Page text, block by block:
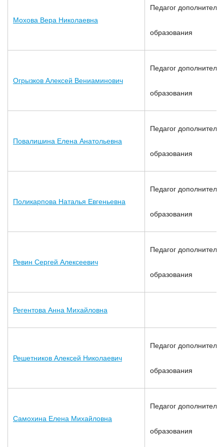
Мохова Вера Николаевна
Педагог
образования
Огрызков Алексей Вениаминович
Педагог
образования
Повалишина Елена Анатольевна
Педагог
образования
Поликарпова Наталья Евгеньевна
Педагог
образования
Ревин Сергей Алексеевич
Педагог
образования
Регентова Анна Михайловна
Решетников Алексей Николаевич
Педагог
образования
Самохина Елена Михайловна
Педагог
образования